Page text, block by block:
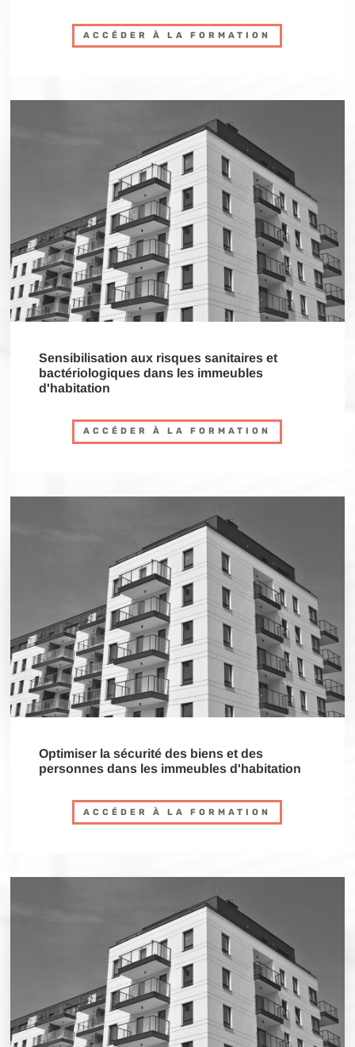
ACCÉDER À LA FORMATION
Sensibilisation aux risques sanitaires et
bactériologiques dans les immeubles
d'habitation
ACCÉDER À LA FORMATION
Optimiser la sécurité des biens et des
personnes dans les immeubles d'habitation
ACCÉDER À LA FORMATION